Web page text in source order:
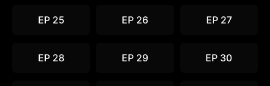
EP 25 EP 26 EP 27
EP 28 EP 29 EP 30